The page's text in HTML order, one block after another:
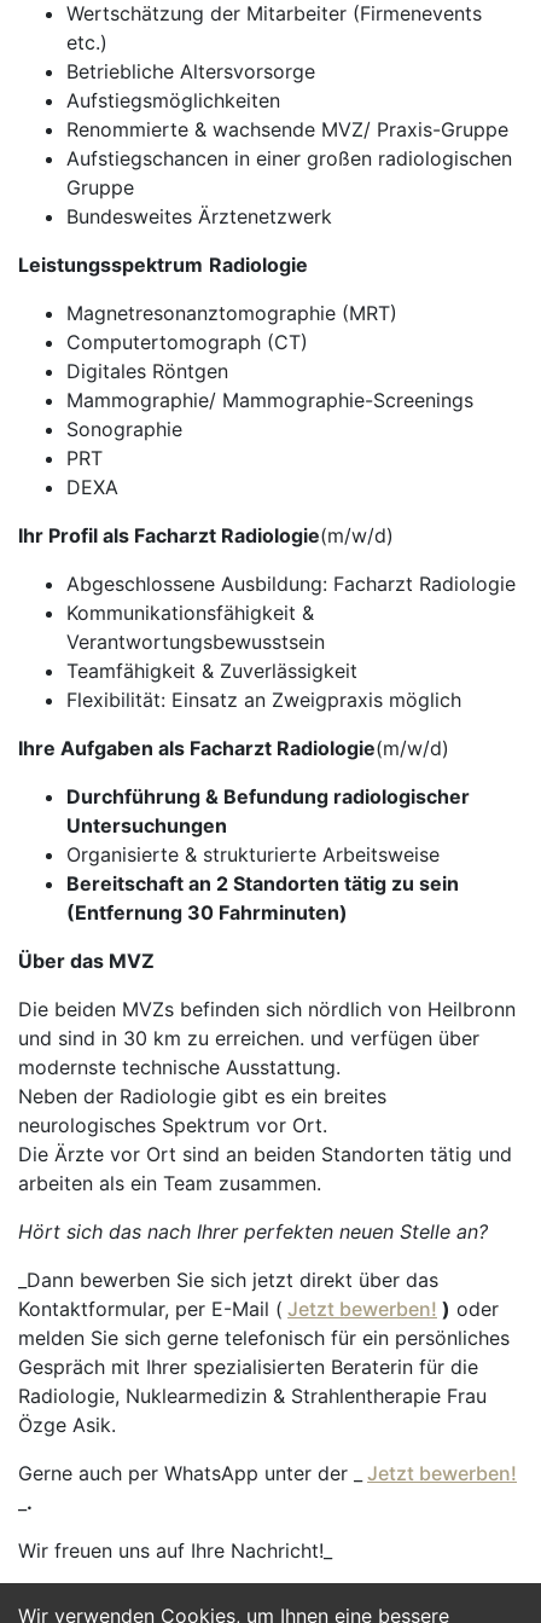
Wir verwenden Cookies, um Ihnen eine bessere
Wertschätzung der Mitarbeiter (Firmenevents
etc.)
Betriebliche Altersvorsorge
Aufstiegsmöglichkeiten
Renommierte & wachsende MVZ/ Praxis-Gruppe
Aufstiegschancen in einer großen radiologischen
Gruppe
Bundesweites Ärztenetzwerk
Leistungsspektrum Radiologie
Magnetresonanztomographie (MRT)
Computertomograph (CT)
Digitales Röntgen
Mammographie/ Mammographie-Screenings
Sonographie
PRT
DEXA
Ihr Profil als Facharzt Radiologie(m/w/d)
Abgeschlossene Ausbildung: Facharzt Radiologie
Kommunikationsfähigkeit &
Verantwortungsbewusstsein
Teamfähigkeit & Zuverlässigkeit
Flexibilität: Einsatz an Zweigpraxis möglich
Ihre Aufgaben als Facharzt Radiologie(m/w/d)
Durchführung & Befundung radiologischer
Untersuchungen
Organisierte & strukturierte Arbeitsweise
Bereitschaft an 2 Standorten tätig zu sein
(Entfernung 30 Fahrminuten)
Über das MVZ
Die beiden MVZs befinden sich nördlich von Heilbronn
und sind in 30 km zu erreichen. und verfügen über
modernste technische Ausstattung.
Neben der Radiologie gibt es ein breites
neurologisches Spektrum vor Ort.
Die Ärzte vor Ort sind an beiden Standorten tätig und
arbeiten als ein Team zusammen.
Hört sich das nach Ihrer perfekten neuen Stelle an?
_Dann bewerben Sie sich jetzt direkt über das
Kontaktformular, per E-Mail ( Jetzt bewerben! ) oder
melden Sie sich gerne telefonisch für ein persönliches
Gespräch mit Ihrer spezialisierten Beraterin für die
Radiologie, Nuklearmedizin & Strahlentherapie Frau
Özge Asik.
Gerne auch per WhatsApp unter der _
Jetzt bewerben!
.
Wir freuen uns auf Ihre Nachricht!_